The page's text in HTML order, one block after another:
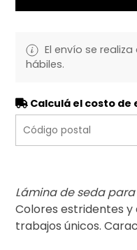
El envío se
hábiles.
Calculá el costo de
Lámina de seda
Colores estridentes
trabajos únicos.